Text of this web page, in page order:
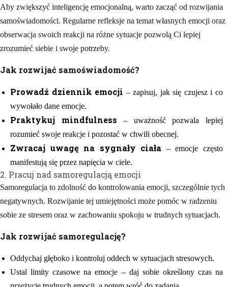
Aby zwiększyć inteligencję emocjonalną, warto zacząć od rozwijania
samoświadomości. Regularne refleksje na temat własnych emocji oraz
obserwacja swoich reakcji na różne sytuacje pozwolą Ci lepiej
zrozumieć siebie i swoje potrzeby.
Jak rozwijać samoświadomość?
Prowadź dziennik emocji – zapisuj, jak się czujesz i co
wywołało dane emocje.
Praktykuj mindfulness– uważność pozwala lepiej
rozumieć swoje reakcje i pozostać w chwili obecnej.
Zwracaj uwagę na sygnały ciała – emocje często
manifestują się przez napięcia w ciele.
2. Pracuj nad samoregulacją emocji
Samoregulacja to zdolność do kontrolowania emocji, szczególnie tych
negatywnych. Rozwijanie tej umiejętności może pomóc w radzeniu
sobie ze stresem oraz w zachowaniu spokoju w trudnych sytuacjach.
Jak rozwijać samoregulację?
Oddychaj głęboko i kontroluj oddech w sytuacjach stresowych.
Ustal limity czasowe na emocje – daj sobie określony czas na